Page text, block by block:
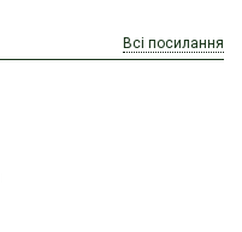
Всі посилання